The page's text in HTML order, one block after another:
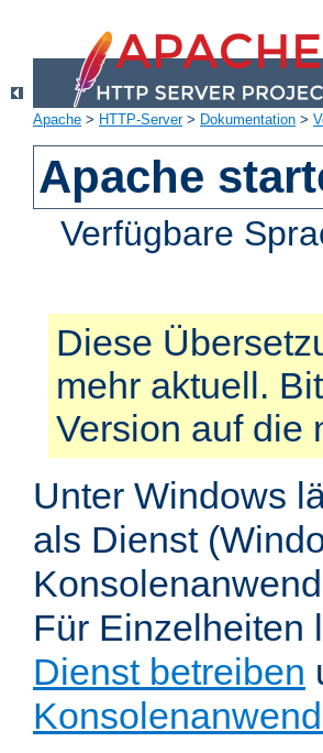
Apache > HTTP-Server> Dokumentation >
Apache
Verfügbare
Diese
mehr aktuell.
Version auf die
Unter Windows
als Dienst
Für Einzelheiten
Dienst betreiben